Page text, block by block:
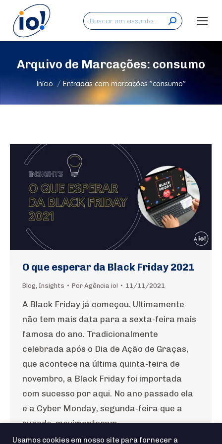
Search:
Arquivo de Marcações: consumo
Você está aqui:
Início Entradas com marcações "consumo"
O que esperar da Black Friday 2021
Blog, Insights Por Agência io! 11/11/2021
A Black Friday já começou. Ultimamente
não tem mais data para a sexta-feira mais
famosa do ano. Tradicionalmente
celebrada após o Dia de Ação de Graças,
que acontece na última quinta-feira de
novembro, a Black Friday foi importada
com sucesso por aqui. No ano passado ela
e a Cyber Monday, segunda-feira que a
sucede, movimentaram…
Usamos cookies em nosso site para fornecer a